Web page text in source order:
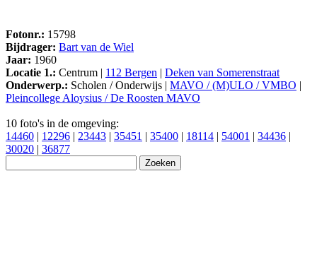
Fotonr.: 15798
Bijdrager: Bart van de Wiel
Jaar: 1960
Locatie 1.: Centrum | 112 Bergen | Deken van Somerenstraat
Onderwerp.: Scholen / Onderwijs | MAVO / (M)ULO / VMBO |
Pleincollege Aloysius / De Roosten MAVO
10 foto's in de omgeving:
14460 | 12296 | 23443 | 35451 | 35400 | 18114 | 54001 | 34436 |
30020 | 36877